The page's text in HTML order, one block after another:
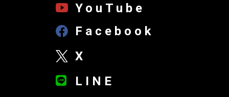
YouTube
Facebook
X
LINE